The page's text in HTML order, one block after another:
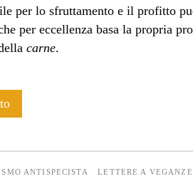
per lo sfruttamento e il profitto
per eccellenza basa la propria
carne.
Non
ANTISPECISTA LETTERE A